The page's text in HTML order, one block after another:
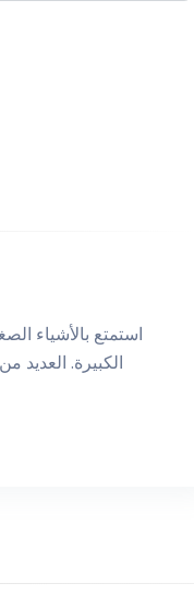
استمتع بالأشياء
الكبيرة.